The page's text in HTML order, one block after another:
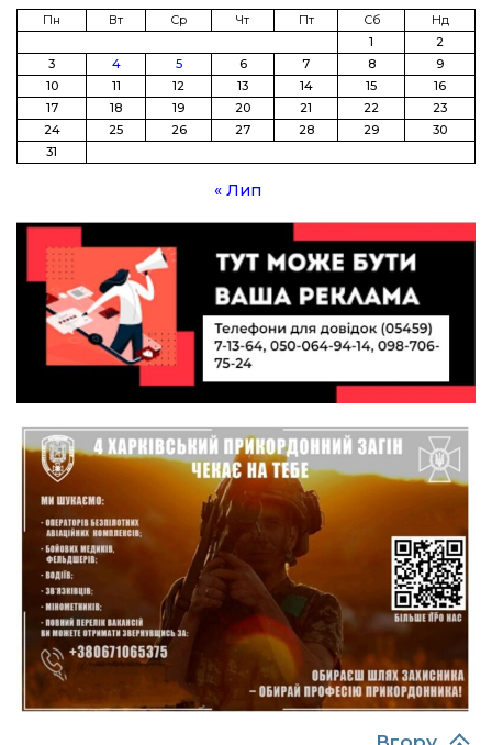
11:19
21 лип
На щиті повертається додому:
Краснопільська громада втратила 27-річного
Захисника Сергія Балабаєнка
11:00
19 лип
Музей, який був частиною життя
10:49
19 лип
Інтелектуальні злети та творчі перемоги:
історія успіху випускниці Вікторії Кондратенко
10:40
19 лип
Вірний присязі до останнього подиху:
підтримайте петицію про присвоєння звання
«Герой України» (посмертно) прикордоннику
Олександру Бойку
20:34
17 лип
Кохання попри все: як українці створюють сім’ї
13:52
15 лип
І волейбол, і хімія на “відмінно”: неймовірна
історія успіху випускниці з Краснопілля
Анастасії Гонтар
13:27
15 лип
НБУ вводить нову банкноту 2 000 грн із
портретом легендарного українця: що
зміниться для наших гаманців
13:22
Гаманець у шоці: які продукти в Україні різко
подешевшали, а за що доведеться платити
більше?
Пн Вт Ср Чт Пт Сб
Нд
1
2
3
4 5 6 7 8
9
10
11 12 13 14 15
16
17
18 19 20 21 22
23
24
25 26 27 28 29
30
31
« Лип